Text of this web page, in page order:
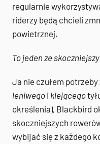
regularnie
riderzy będą chcieli
powietrznej.
To jeden ze
Ja nie czułem
leniwego i klejącego
określenia), Blackbird
skoczniejszych
wybijać się z każdego